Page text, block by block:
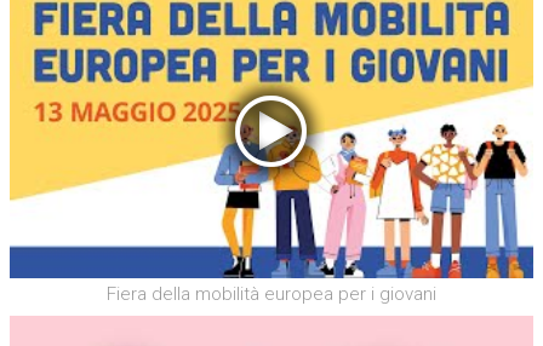
Fiera della mobilità europea per i giovani